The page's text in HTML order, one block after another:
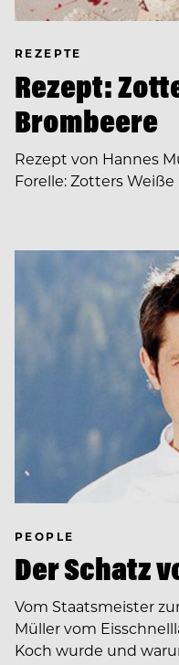
REZEPTE
Rezept:
Brombeere
Rezept von Hannes
Forelle: Zotters
PEOPLE
Der Schatz
Vom Staatsmeister
Müller vom
Koch wurde und